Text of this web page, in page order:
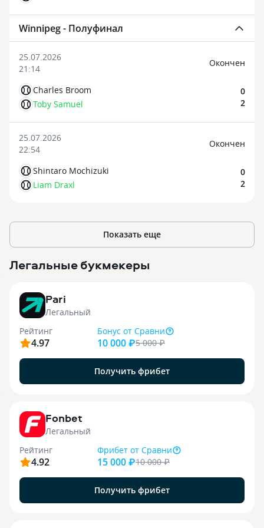
Winnipeg - Полуфинал
25.07.2026
21:14
Charles Broom
Toby Samuel
Oкончен
0
2
25.07.2026
22:54
Shintaro Mochizuki
Liam Draxl
Oкончен
0
2
Показать еще
Легальные букмекеры
Pari
Легальный
Рейтинг
4.97
Бонус от Сравни
10 000 ₽5 000₽
Получить фрибет
Fonbet
Легальный
Рейтинг
4.92
Фрибет от Сравни
15 000 ₽10 000₽
Получить фрибет